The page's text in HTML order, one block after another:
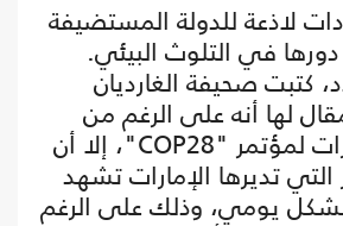
لاذعة للدولة المستضيفة
في التلوث البيئي.
كتبت صحيفة الغارديان
لها أنه على الرغم من
استضافة الإمارات لمؤتمر "COP28"، إلا أن
التي تديرها الإمارات تشهد
بشكل يومي، وذلك على الرغم